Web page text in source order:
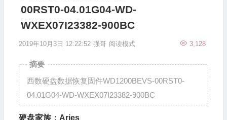
00RST0-04.01G04-WD-
WXEX07I23382-900BC
2019年10月3日 12:22:52 强哥 3,128
阅读模式
摘要
西数硬盘数据恢复固件WD1200BEVS-00RST0-
04.01G04-WD-WXEX07I23382-900BC
硬盘家族：Aries